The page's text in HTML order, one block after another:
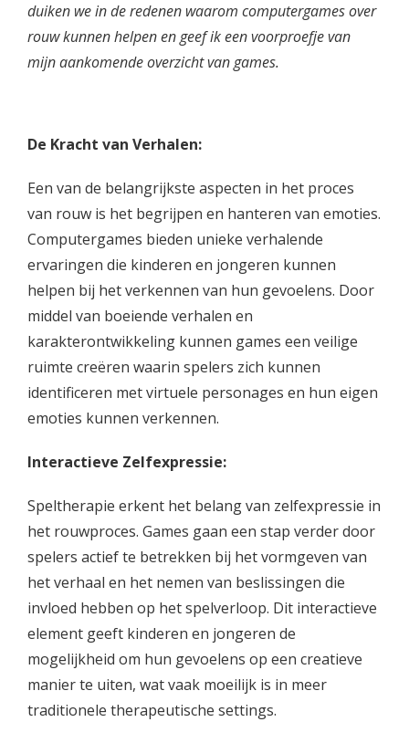
duiken we in de redenen waarom computergames over
rouw kunnen helpen en geef ik een voorproefje van
mijn aankomende overzicht van games.
De Kracht van Verhalen:
Een van de belangrijkste aspecten in het proces
van rouw is het begrijpen en hanteren van emoties.
Computergames bieden unieke verhalende
ervaringen die kinderen en jongeren kunnen
helpen bij het verkennen van hun gevoelens. Door
middel van boeiende verhalen en
karakterontwikkeling kunnen games een veilige
ruimte creëren waarin spelers zich kunnen
identificeren met virtuele personages en hun eigen
emoties kunnen verkennen.
Interactieve Zelfexpressie:
Speltherapie erkent het belang van zelfexpressie in
het rouwproces. Games gaan een stap verder door
spelers actief te betrekken bij het vormgeven van
het verhaal en het nemen van beslissingen die
invloed hebben op het spelverloop. Dit interactieve
element geeft kinderen en jongeren de
mogelijkheid om hun gevoelens op een creatieve
manier te uiten, wat vaak moeilijk is in meer
traditionele therapeutische settings.